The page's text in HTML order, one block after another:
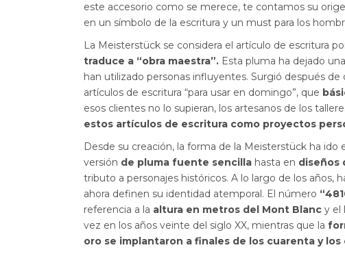
este accesorio como se merece, te contamos su
en un símbolo de la escritura y un must para los
La Meisterstück se considera el artículo de escritura
traduce a “obra maestra”. Esta pluma ha dejado una
han utilizado personas influyentes. Surgió después
artículos de escritura “para usar en domingo”, que
esos clientes no lo supieran, los artesanos de los
estos artículos de escritura como proyectos
Desde su creación, la forma de la Meisterstück ha ido
versión de pluma fuente sencilla hasta en diseños
tributo a personajes históricos. A lo largo de los años,
ahora definen su identidad atemporal. El número
referencia a la altura en metros del Mont Blanc y el
vez en los años veinte del siglo XX, mientras que la
oro se implantaron a finales de los cuarenta y